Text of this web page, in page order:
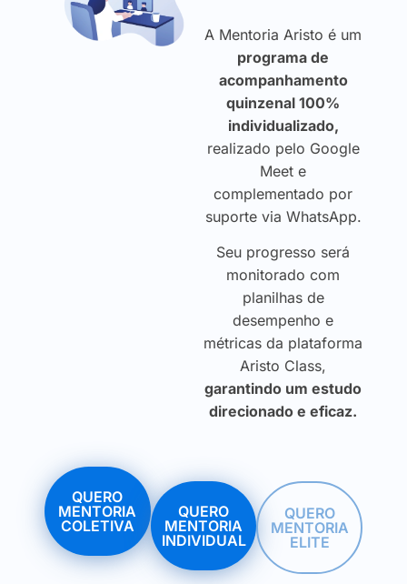
A Mentoria Aristo é um
programa de
acompanhamento
quinzenal 100%
individualizado,
realizado pelo Google
Meet e
complementado por
suporte via WhatsApp.
Seu progresso será
monitorado com
planilhas de
desempenho e
métricas da plataforma
Aristo Class,
garantindo um estudo
direcionado e eficaz.
QUERO
MENTORIA
COLETIVA
QUERO
MENTORIA
INDIVIDUAL
QUERO
MENTORIA
ELITE